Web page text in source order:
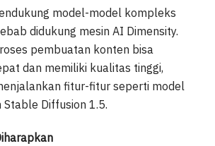
model-model kompleks
didukung mesin AI Dimensity.
pembuatan konten bisa
dan memiliki kualitas tinggi,
fitur-fitur seperti model
Diffusion 1.5.